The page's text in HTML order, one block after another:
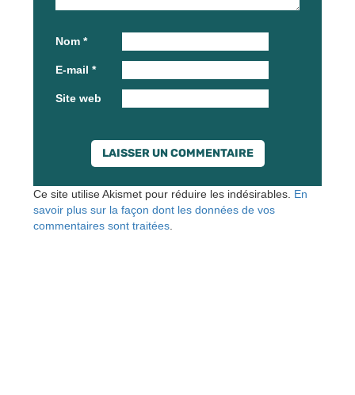
Nom *
E-mail *
Site web
Ce site utilise Akismet pour réduire les indésirables. En
savoir plus sur la façon dont les données de vos
commentaires sont traitées.